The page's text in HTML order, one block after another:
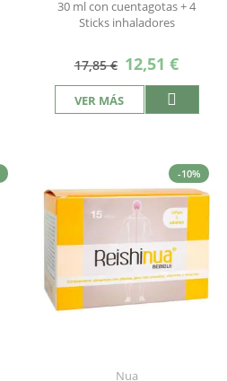
30 ml con cuentagotas + 4
Sticks inhaladores
17,85 € Precio
especial
12,51 €
VER MÁS
-10%
Nua